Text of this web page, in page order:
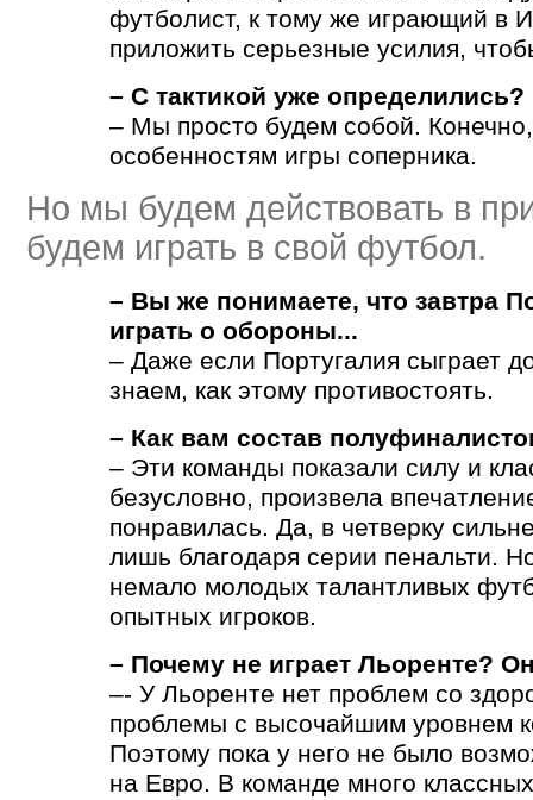
футболист, к тому же играющий в
приложить серьезные усилия,
– С тактикой уже определились?
– Мы просто будем собой.
особенностям игры соперника.
Но мы будем действовать в
будем играть в свой футбол.
– Вы же понимаете, что завтра
играть о обороны...
– Даже если Португалия сыграет
знаем, как этому противостоять.
– Как вам состав
– Эти команды показали силу и
безусловно, произвела
понравилась. Да, в четверку
лишь благодаря серии пенальти.
немало молодых талантливых
опытных игроков.
– Почему не играет Льоренте?
–- У Льоренте нет проблем со
проблемы с высочайшим уровнем
Поэтому пока у него не было
на Евро. В команде много